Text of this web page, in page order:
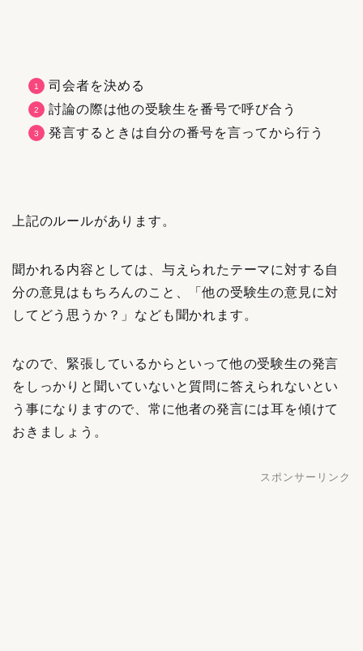
司会者を決める
討論の際は他の受験生を番号で呼び合う
発言するときは自分の番号を言ってから行う
上記のルールがあります。
聞かれる内容としては、与えられたテーマに対する自
分の意見はもちろんのこと、「他の受験生の意見に対
してどう思うか？」なども聞かれます。
なので、緊張しているからといって他の受験生の発言
をしっかりと聞いていないと質問に答えられないとい
う事になりますので、常に他者の発言には耳を傾けて
おきましょう。
スポンサーリンク